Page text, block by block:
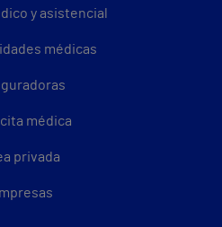
y asistencial
médicas
médica
privada